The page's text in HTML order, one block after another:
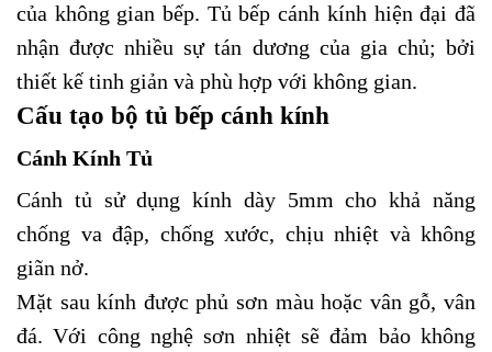
của không gian bếp. Tủ bếp cánh kính hiện đại đã
nhận được nhiều sự tán dương của gia chủ; bởi
thiết kế tinh giản và phù hợp với không gian.
Cấu tạo bộ tủ bếp cánh kính
Cánh Kính Tủ
Cánh tủ sử dụng kính dày 5mm cho khả năng
chống va đập, chống xước, chịu nhiệt và không
giãn nở.
Mặt sau kính được phủ sơn màu hoặc vân gỗ, vân
đá. Với công nghệ sơn nhiệt sẽ đảm bảo không